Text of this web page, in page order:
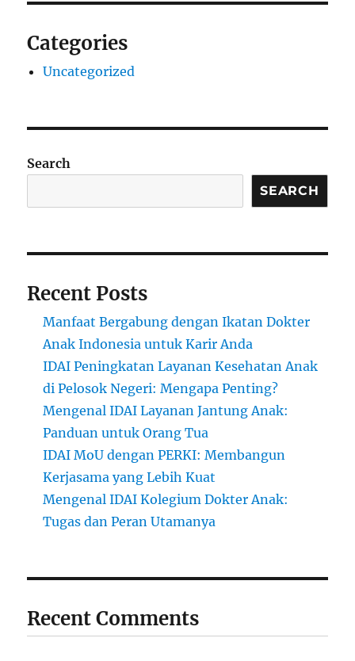
Categories
Uncategorized
Search
SEARCH
Recent Posts
Manfaat Bergabung dengan Ikatan Dokter
Anak Indonesia untuk Karir Anda
IDAI Peningkatan Layanan Kesehatan Anak
di Pelosok Negeri: Mengapa Penting?
Mengenal IDAI Layanan Jantung Anak:
Panduan untuk Orang Tua
IDAI MoU dengan PERKI: Membangun
Kerjasama yang Lebih Kuat
Mengenal IDAI Kolegium Dokter Anak:
Tugas dan Peran Utamanya
Recent Comments